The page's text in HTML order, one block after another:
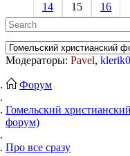
14
15 16
Модераторы: Pavel,
Форум
Гомельский
форум)
Про все сразу